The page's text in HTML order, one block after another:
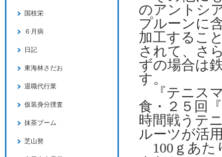
のアントシ
プルーンに
加工するこ
されて、さ
ずの場合は
す。
『テニスマ
食・２５回
時間戦うテ
ルーツが活
100ｇあた
国枝栄
６月病
日記
東海林さだお
退職代行業
仮装身分捜査
抹茶ブーム
芝山努